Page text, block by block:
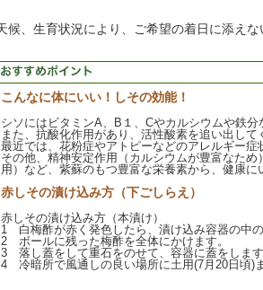
候、生育状況により、ご希望の着日に添え
こんなに体にいい！しその効能！
シソにはビタミンA、B１、Cやカルシウムや鉄分
また、抗酸化作用があり、活性酸素を追い出して
最近では、花粉症やアトピーなどのアレルギー症
その他、精神安定作用（カルシウムが豊富なた
用）など、紫蘇のもつ豊富な栄養素から、健康に
赤しその漬け込み方（下ごしらえ）
赤しその漬け込み方（本漬け）
1 白梅酢が赤く発色したら、漬け込み容器の中
2 ボールに残った梅酢を全体にかけます。
3 落し蓋をして重石をのせて、容器に蓋をします
4 冷暗所で風通しの良い場所に土用(7月20日頃)